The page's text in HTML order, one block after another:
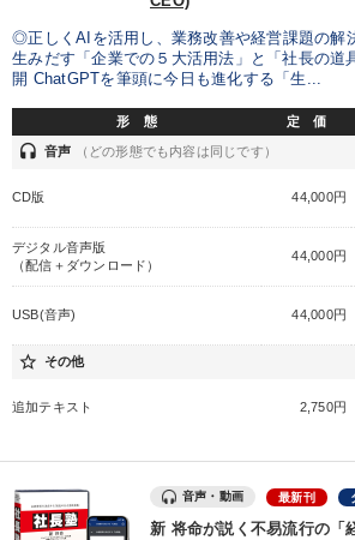
◎正しくAIを活用し、業務改善や経営課題の解
生みだす「企業での５大活用法」と「社長の道
開 ChatGPTを筆頭に今日も進化する「生...
形 態 定 価
headset 音声 （どの形態でも内容は同じです）
CD版 44,000円
デジタル音声版
（配信＋ダウンロード）
44,000円
USB(音声) 44,000円
star_border その他
追加テキスト 2,750円
音声・動画 最新刊
新 将命が説く不易流行の「